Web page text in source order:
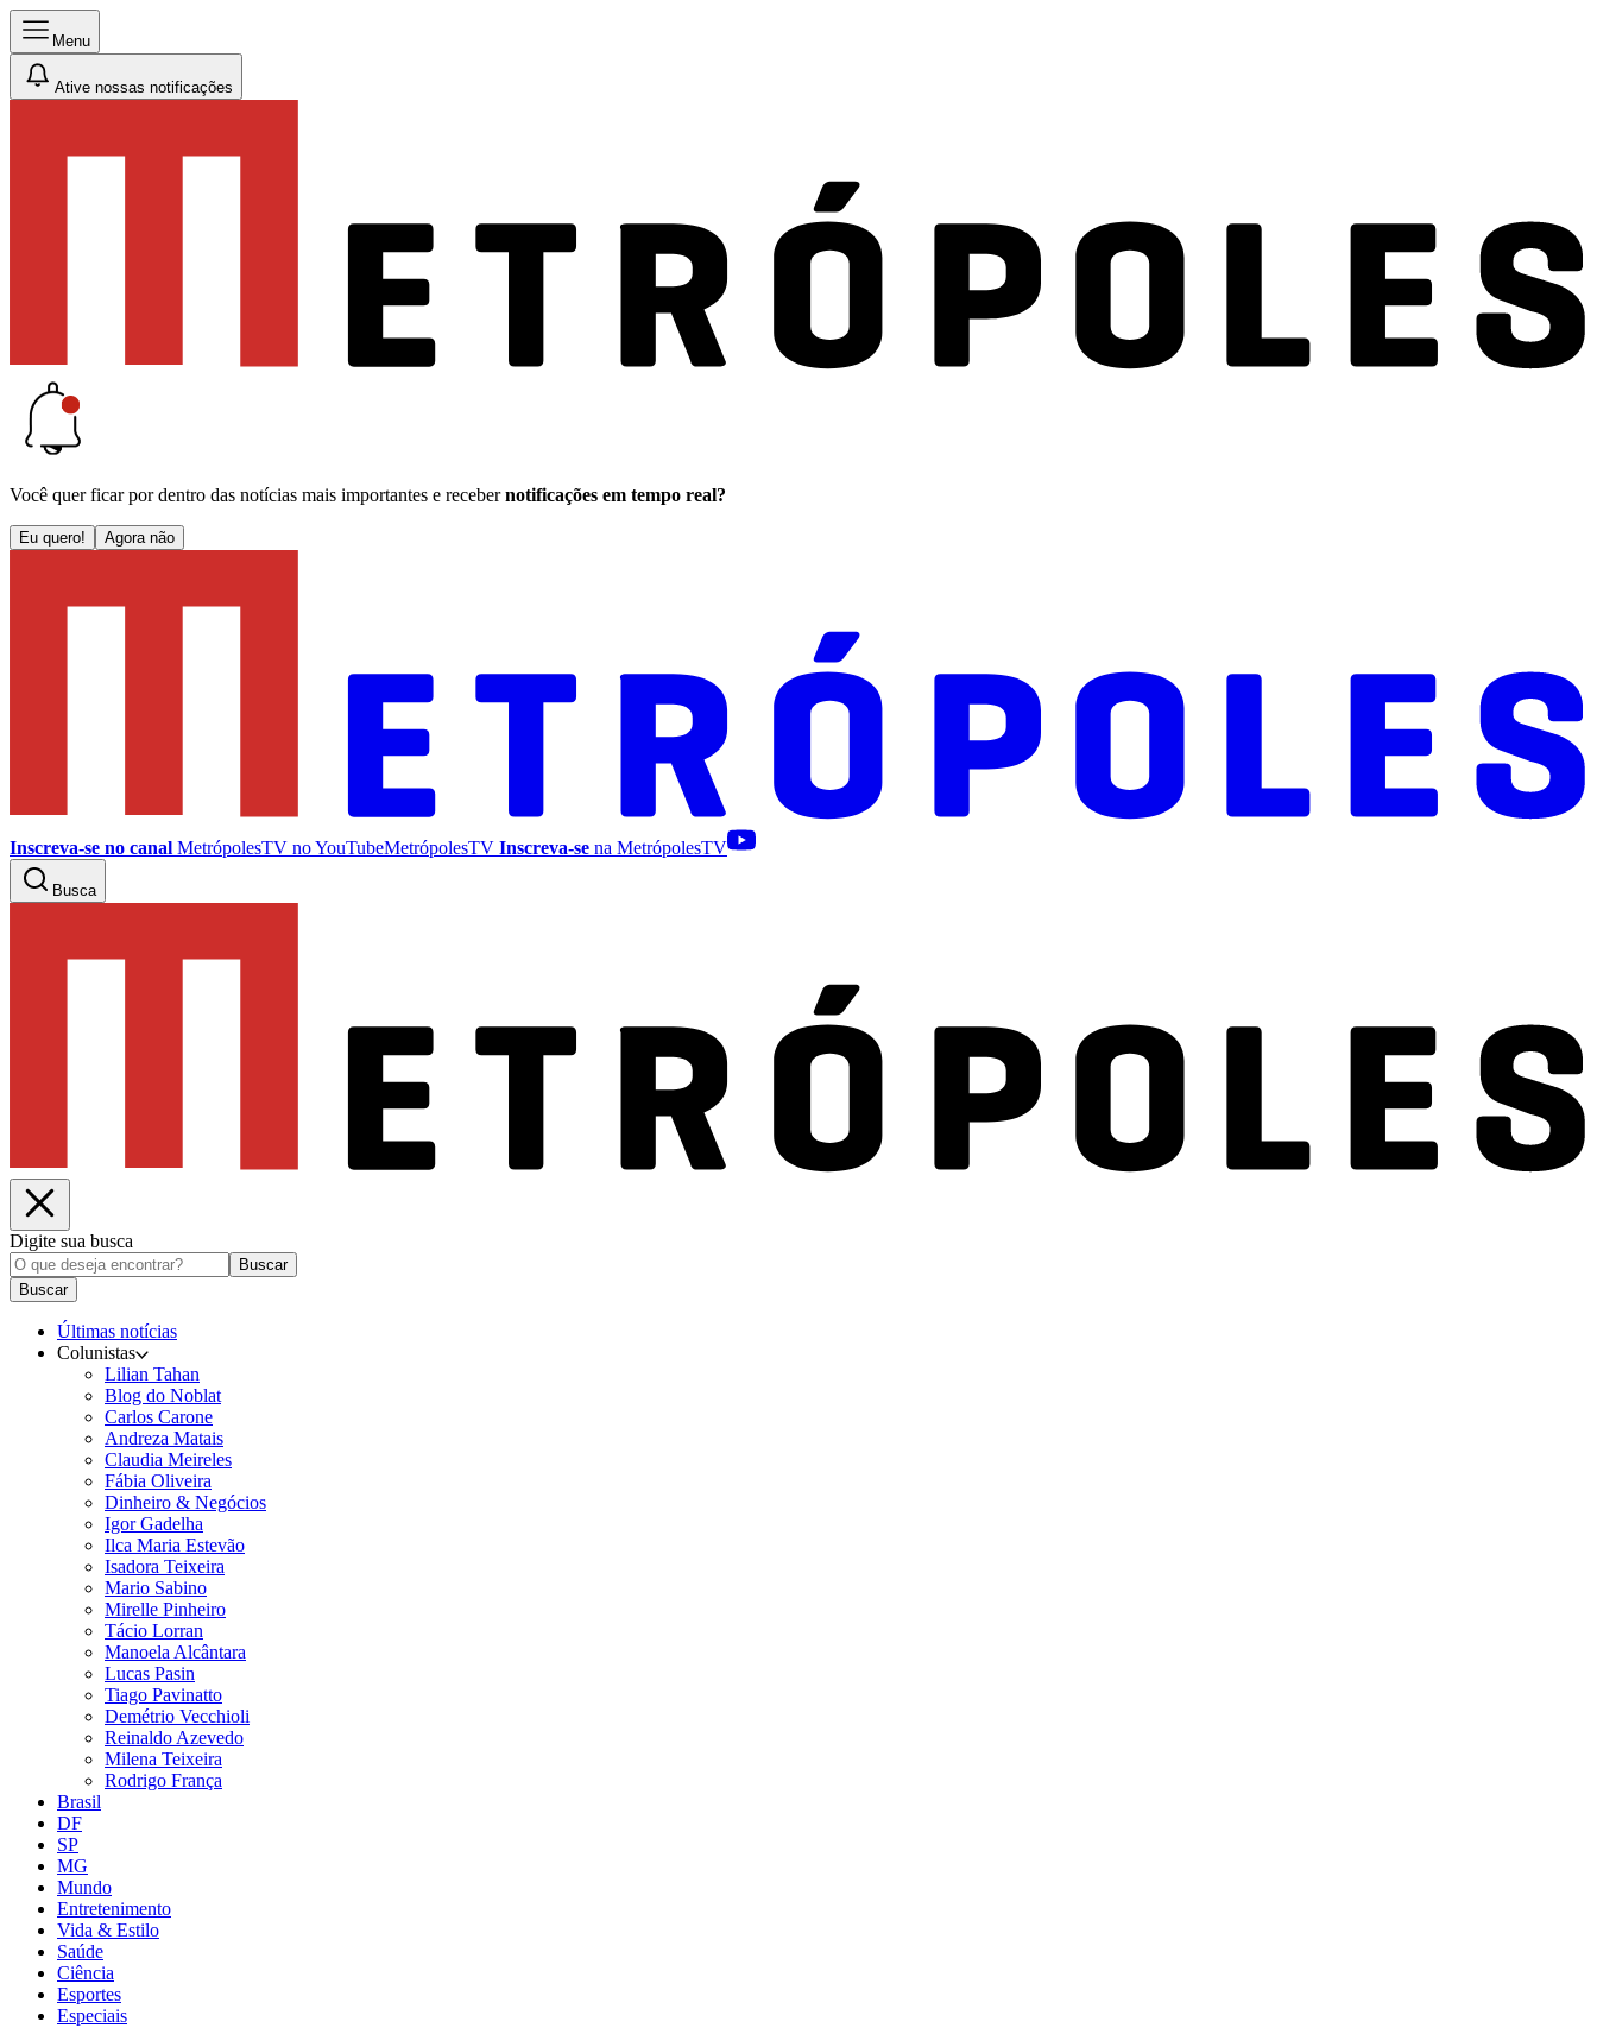
Menu
Ative nossas notificações
Você quer ficar por dentro das notícias mais importantes e receber notificações em tempo real?
Eu quero! Agora não
Inscreva-se no canal MetrópolesTV noYouTubeMetrópolesTV Inscreva-se na MetrópolesTV
Busca
Digite sua busca
Buscar
Buscar
Últimas notícias
Colunistas
Lilian Tahan
Blog do Noblat
Carlos Carone
Andreza Matais
Claudia Meireles
Fábia Oliveira
Dinheiro & Negócios
Igor Gadelha
Ilca Maria Estevão
Isadora Teixeira
Mario Sabino
Mirelle Pinheiro
Tácio Lorran
Manoela Alcântara
Lucas Pasin
Tiago Pavinatto
Demétrio Vecchioli
Reinaldo Azevedo
Milena Teixeira
Rodrigo França
Brasil
DF
SP
MG
Mundo
Entretenimento
Vida & Estilo
Saúde
Ciência
Esportes
Especiais